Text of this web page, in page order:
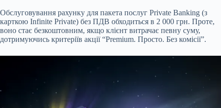
Обслуговування рахунку для пакета послуг Private Banking (з
карткою Infinite Private) без ПДВ обходиться в 2 000 грн. Проте,
воно стає безкоштовним, якщо клієнт витрачає певну суму,
дотримуючись критеріїв акції “Premium. Просто. Без комісії”.